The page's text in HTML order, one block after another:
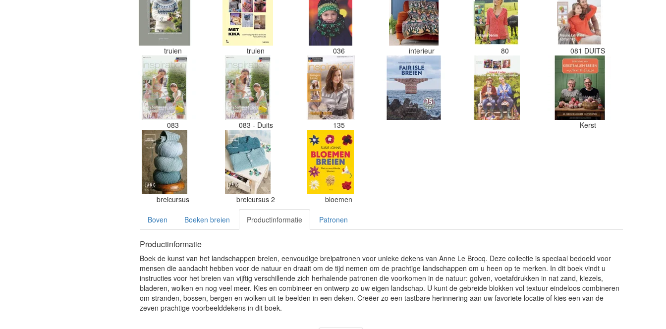
truien truien 036 interieur 80 081 DUITS
083 083 - Duits 135 Kerst
breicursus breicursus 2 bloemen
Boven Boeken breien Productinformatie Patronen
Productinformatie
Boek de kunst van het landschappen breien, eenvoudige breipatronen voor unieke dekens van Anne Le Brocq. Deze collectie is speciaal bedoeld voor
mensen die aandacht hebben voor de natuur en draait om de tijd nemen om de prachtige landschappen om u heen op te merken. In dit boek vindt u
instructies voor het breien van vijftig verschillende zich herhalende patronen die voorkomen in de natuur: golven, voetafdrukken in nat zand, kiezels,
bladeren, wolken en nog veel meer. Kies en combineer en ontwerp zo uw eigen landschap. U kunt de gebreide blokken vol textuur eindeloos combineren
om stranden, bossen, bergen en wolken uit te beelden in een deken. Creëer zo een tastbare herinnering aan uw favoriete locatie of kies een van de
zeven prachtige voorbeelddekens in dit boek.